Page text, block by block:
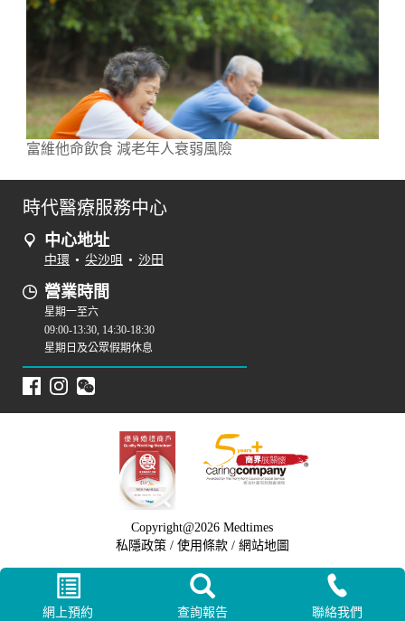
網上預約 查詢報告 聯絡我們
富維他命飲食 減老年人衰弱風險
時代醫療服務中心
中心地址
中環 • 尖沙咀 • 沙田
營業時間
星期一至六
09:00-13:30, 14:30-18:30
星期日及公眾假期休息
Copyright@2026 Medtimes
私隱政策 / 使用條款/ 網站地圖